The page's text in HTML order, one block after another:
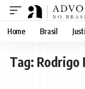
Home Brasil
Tag: Rodrigo